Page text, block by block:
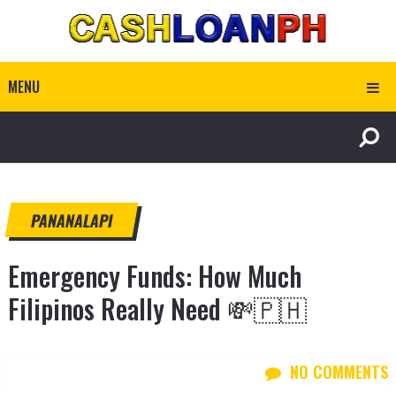
MENU
PANANALAPI
Emergency Funds: How Much
Filipinos Really Need 💸🇵🇭
NO COMMENTS